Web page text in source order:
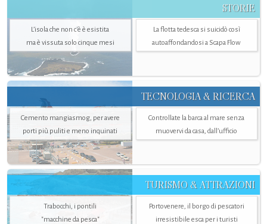
STORIE
L’isola che non c'è è esistita
ma è vissuta solo cinque mesi
La flotta tedesca si suicidò così
autoaffondandosi a Scapa Flow
TECNOLOGIA & RICERCA
Cemento mangiasmog, per avere
porti più puliti e meno inquinati
Controllate la barca al mare senza
muovervi da casa, dall’ufficio
TURISMO & ATTRAZIONI
Trabocchi, i pontili
"macchine da pesca"
Portovenere, il borgo di pescatori
irresistibile esca per i turisti